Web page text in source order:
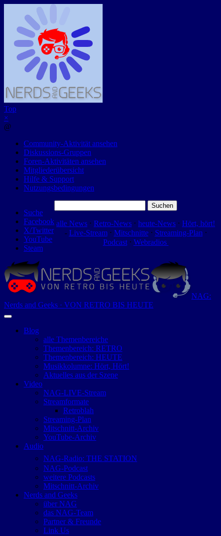
Top
×
@
Community-Aktivität ansehen
Diskussions-Gruppen
Foren-Aktivitäten ansehen
Mitgliederübersicht
Hilfe & Support
Nutzungsbedingungen
Suche
Facebook
X/Twitter
YouTube
Steam
nach:
alle News ⋅ Retro-News ⋅ heute-News ⋅ Hört, hört!
- Live-Stream⋅ Mitschnitte⋅ Streaming-Plan ⋅
Podcast⋅ Webradios
NAG:
Nerds and Geeks · VON RETRO BIS HEUTE
Blog
alle Themenbereiche
Themenbereich: RETRO
Themenbereich: HEUTE
Musikkolumne: Hört, Hört!
Aktuelles aus der Szene
Video
NAG-LIVE-Stream
Streamformate
Retroblah
Streaming-Plan
Mitschnitt-Archiv
YouTube-Archiv
Audio
NAG-Radio: THE STATION
NAG-Podcast
weitere Podcasts
Mitschnitt-Archiv
Nerds and Geeks
über NAG
das NAG-Team
Partner & Freunde
Link Us